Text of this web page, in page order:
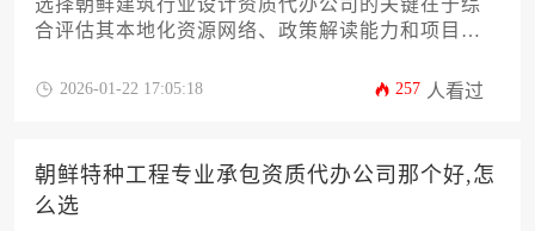
选择朝鲜建筑行业设计资质代办公司的关键在于综
合评估其本地化资源网络、政策解读能力和项目成
委员会备案资质、比对服务团队专业度等维度进行
2026-01-22 17:05:18 257 人看过
朝鲜特种工程专业承包资质代办公司那个好,怎
么选